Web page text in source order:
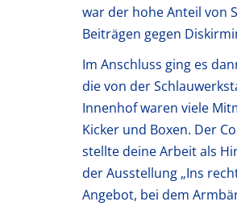
war der hohe Anteil von
Beiträgen gegen
Im Anschluss ging es
die von der
Innenhof waren viele
Kicker und Boxen. Der
stellte deine Arbeit als
der Ausstellung „Ins
Angebot, bei dem